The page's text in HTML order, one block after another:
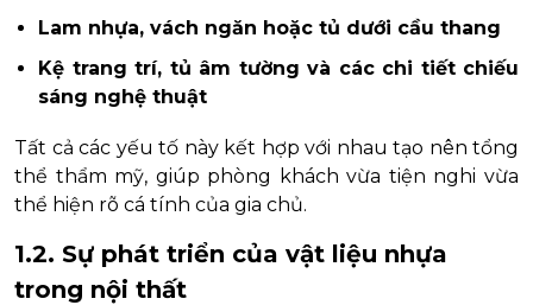
Lam nhựa, vách ngăn hoặc tủ dưới cầu thang
Kệ trang trí, tủ âm tường và các chi tiết chiếu
sáng nghệ thuật
Tất cả các yếu tố này kết hợp với nhau tạo nên tổng
thể thẩm mỹ, giúp phòng khách vừa tiện nghi vừa
thể hiện rõ cá tính của gia chủ.
1.2. Sự phát triển của vật liệu nhựa
trong nội thất